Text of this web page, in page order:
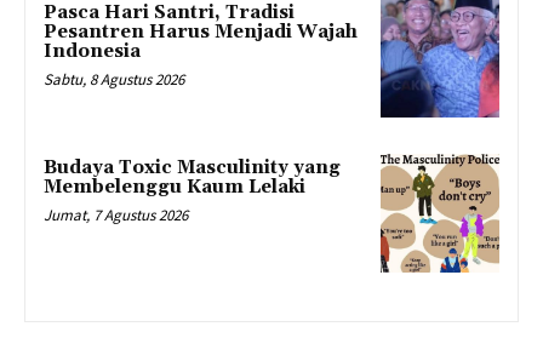
Pasca Hari Santri, Tradisi
Pesantren Harus Menjadi Wajah
Indonesia
Sabtu, 8 Agustus 2026
Budaya Toxic Masculinity yang
Membelenggu Kaum Lelaki
Jumat, 7 Agustus 2026